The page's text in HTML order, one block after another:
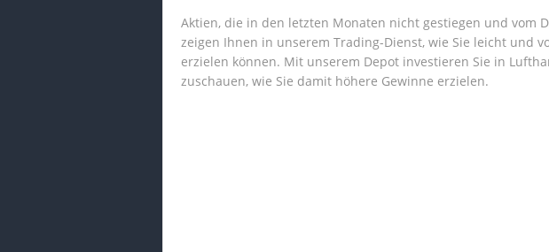
Aktien, die in den letzten Monaten nicht gestiegen und vom
zeigen Ihnen in unserem Trading-Dienst, wie Sie leicht und
erzielen können. Mit unserem Depot investieren Sie in
zuschauen, wie Sie damit höhere Gewinne erzielen.